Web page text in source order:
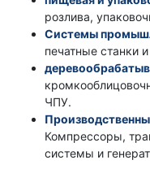
розлива,
Системы
печатные станки
ЧПУ.
Компрессоры,
системы и